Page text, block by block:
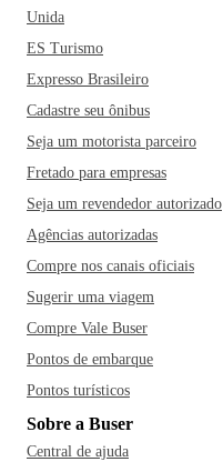
Unida
ES Turismo
Expresso Brasileiro
Cadastre seu ônibus
Seja um motorista parceiro
Fretado para empresas
Seja um revendedor autorizado
Agências autorizadas
Compre nos canais oficiais
Sugerir uma viagem
Compre Vale Buser
Pontos de embarque
Pontos turísticos
Sobre a Buser
Central de ajuda